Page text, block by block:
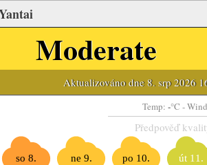
Moderate
Aktualizováno dne 8. srp 2026
Temp: -°C -
Předpověď
so 8. ne 9. po 10. út 11.